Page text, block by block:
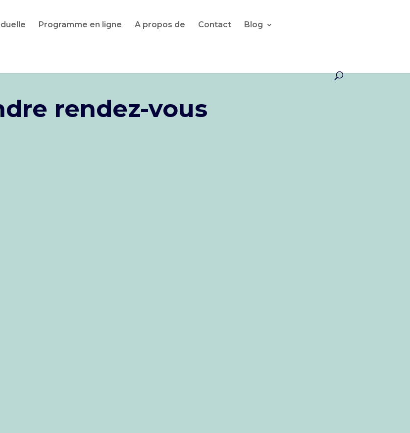
Programme en ligne A propos de Contact Blog
rendez-vous